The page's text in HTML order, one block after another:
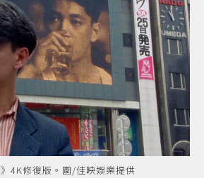
4K修復版。圖/佳映娛樂提供